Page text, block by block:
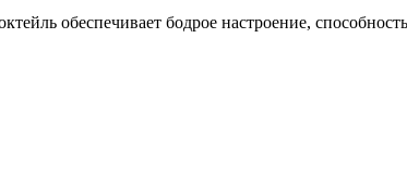
обеспечивает бодрое настроение,